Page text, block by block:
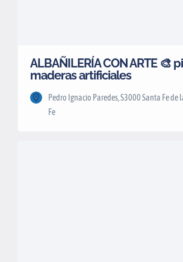
ALBAÑILERÍA CON ARTE 🎨
maderas artificiales
Pedro Ignacio Paredes, S3000 Santa Fe de
Fe